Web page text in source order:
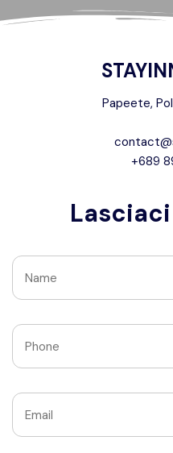
Diventa nostro
Contattaci
Papeete,
+689